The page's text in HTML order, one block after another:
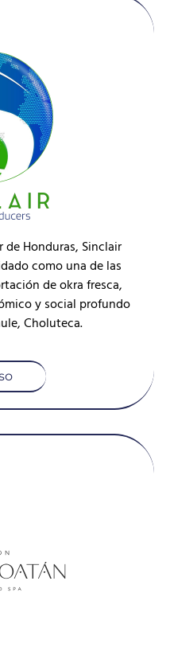
de Honduras, Sinclair
como una de las
de okra fresca,
y social profundo
Choluteca.